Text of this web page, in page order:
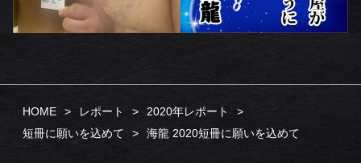
HOME レポート
2020年レポート
短冊に願いを込めて
海龍 2020短冊に願いを込めて